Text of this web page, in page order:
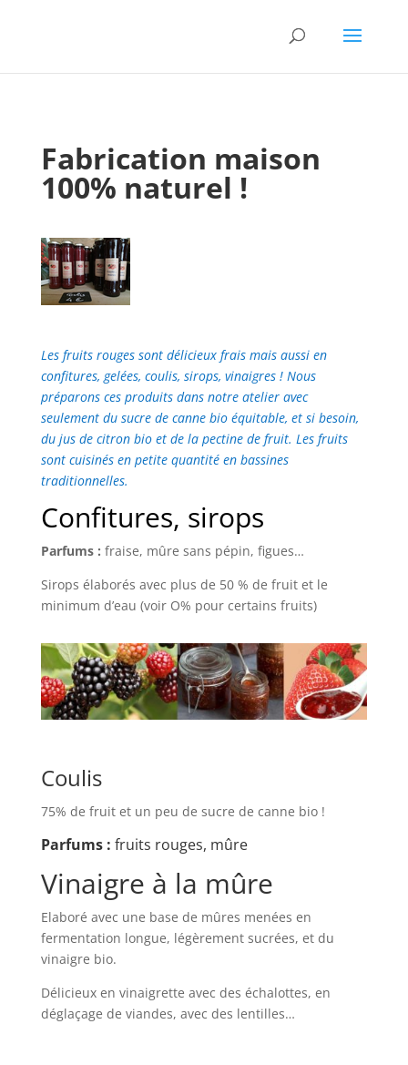
Fabrication maison
100% naturel !
Les fruits rouges sont délicieux frais mais aussi en
confitures, gelées, coulis, sirops, vinaigres ! Nous
préparons ces produits dans notre atelier avec
seulement du sucre de canne bio équitable, et si besoin,
du jus de citron bio et de la pectine de fruit. Les fruits
sont cuisinés en petite quantité en bassines
traditionnelles.
Confitures, sirops
Parfums : fraise, mûre sans pépin, figues…
Sirops élaborés avec plus de 50 % de fruit et le
minimum d’eau (voir O% pour certains fruits)
Coulis
75% de fruit et un peu de sucre de canne bio !
Parfums : fruits rouges, mûre
Vinaigre à la mûre
Elaboré avec une base de mûres menées en
fermentation longue, légèrement sucrées, et du
vinaigre bio.
Délicieux en vinaigrette avec des échalottes, en
déglaçage de viandes, avec des lentilles…